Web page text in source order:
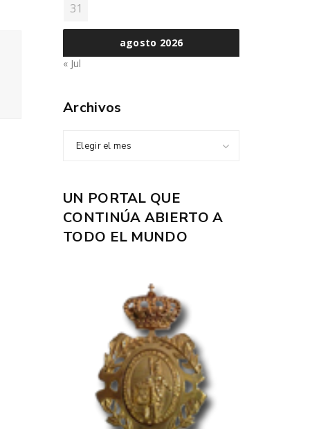
agosto 2026
31
« Jul
Archivos
Elegir el mes
UN PORTAL QUE
CONTINÚA ABIERTO A
TODO EL MUNDO